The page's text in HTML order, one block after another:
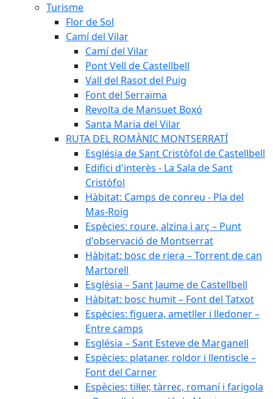
Turisme
Flor de Sol
Camí del Vilar
Camí del Vilar
Pont Vell de Castellbell
Vall del Rasot del Puig
Font del Serraïma
Revolta de Mansuet Boxó
Santa Maria del Vilar
RUTA DEL ROMÀNIC MONTSERRATÍ
Església de Sant Cristòfol de Castellbell
Edifici d'interès - La Sala de Sant
Cristòfol
Hàbitat: Camps de conreu - Pla del
Mas-Roig
Espècies: roure, alzina i arç – Punt
d'observació de Montserrat
Hàbitat: bosc de riera – Torrent de can
Martorell
Església – Sant Jaume de Castellbell
Hàbitat: bosc humit – Font del Tatxot
Espècies: figuera, ametller i lledoner –
Entre camps
Església – Sant Esteve de Marganell
Espècies: plataner, roldor i llentiscle –
Font del Carner
Espècies: til·ler, tàrrec, romaní i farigola